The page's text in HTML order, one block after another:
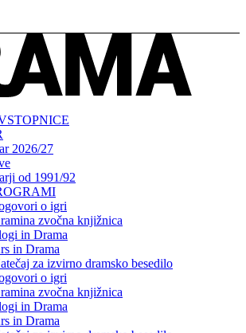
2026/27
od 1991/92
o igri
zvočna knjižnica
in Drama
in Drama
za izvirno dramsko besedilo
o igri
zvočna knjižnica
in Drama
in Drama